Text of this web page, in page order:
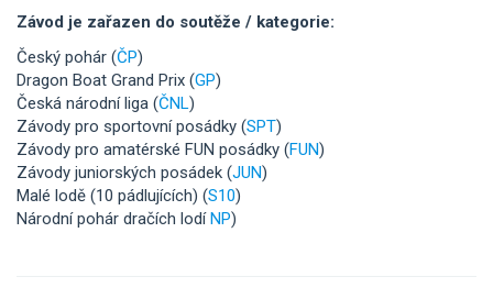
Závod je zařazen do soutěže / kategorie:
Český pohár (ČP)
Dragon Boat Grand Prix (GP)
Česká národní liga (ČNL)
Závody pro sportovní posádky (SPT)
Závody pro amatérské FUN posádky (FUN)
Závody juniorských posádek (JUN)
Malé lodě (10 pádlujících) (S10)
Národní pohár dračích lodíNP)